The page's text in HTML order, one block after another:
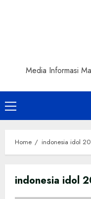
Media Informasi
Primary
Menu
Home indonesia idol
indonesia idol